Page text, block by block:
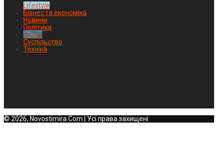
Lifestyle
Бізнес та економіка
Новини
Політика
Спорт
Суспільство
Техніка
© 2026, Novostimira.Com | Усі права захищені